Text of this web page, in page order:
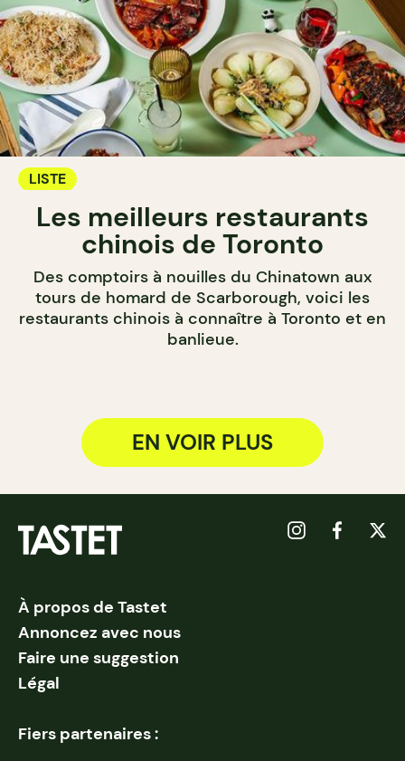
LISTE
Les meilleurs restaurants
chinois de Toronto
Des comptoirs à nouilles du Chinatown aux
tours de homard de Scarborough, voici les
restaurants chinois à connaître à Toronto et en
banlieue.
EN VOIR PLUS
À propos de Tastet
Annoncez avec nous
Faire une suggestion
Légal
Fiers partenaires :